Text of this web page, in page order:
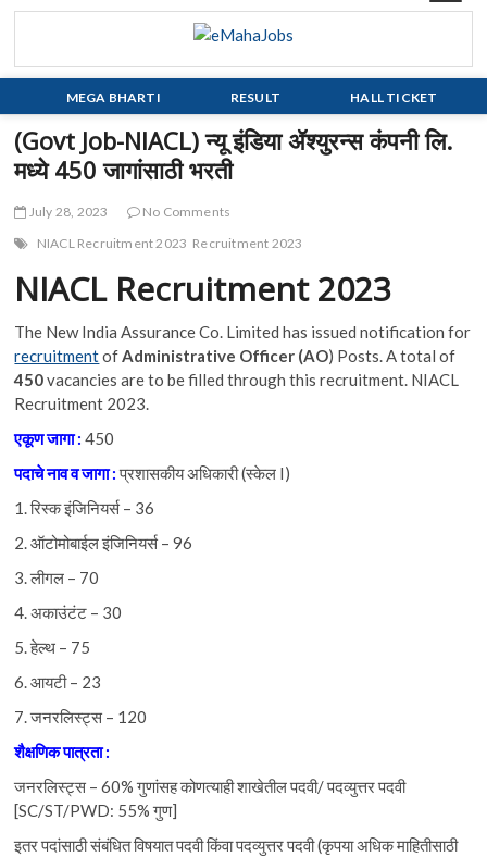
Skip
eMahaJobs
MEGA BHARTI RESULT HALL TICKET
(Govt Job-NIACL) न्यू इंडिया ॲश्युरन्स कंपनी लि.
मध्ये 450 जागांसाठी भरती
July 28, 2023
No Comments
NIACL Recruitment 2023 Recruitment 2023
NIACL Recruitment 2023
The New India Assurance Co. Limited has issued notification for
recruitmentofAdministrative Officer (AO) Posts. A total of
450vacancies are to be filled through this recruitment. NIACL
Recruitment 2023.
एकूण जागा : 450
पदाचे नाव व जागा :प्रशासकीय अधिकारी (स्केल I)
1. रिस्क इंजिनियर्स – 36
2. ऑटोमोबाईल इंजिनियर्स – 96
3. लीगल – 70
4. अकाउंटंट – 30
5. हेल्थ – 75
6. आयटी – 23
7. जनरलिस्ट्स – 120
शैक्षणिकपात्रता :
जनरलिस्ट्स – 60% गुणांसह कोणत्याही शाखेतील पदवी/ पदव्युत्तर पदवी
[SC/ST/PWD: 55% गुण]
इतर पदांसाठी संबंधित विषयात पदवी किंवा पदव्युत्तर पदवी (कृपया अधिक माहितीसाठी